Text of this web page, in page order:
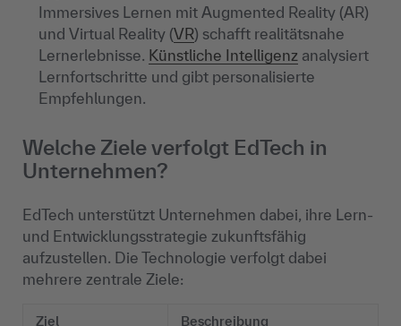
Immersives Lernen mit Augmented Reality (AR)
und Virtual Reality (VR) schafft realitätsnahe
Lernerlebnisse. Künstliche Intelligenz analysiert
Lernfortschritte und gibt personalisierte
Empfehlungen.
Welche Ziele verfolgt EdTech in
Unternehmen?
EdTech unterstützt Unternehmen dabei, ihre Lern-
und Entwicklungsstrategie zukunftsfähig
aufzustellen. Die Technologie verfolgt dabei
mehrere zentrale Ziele:
Ziel Beschreibung